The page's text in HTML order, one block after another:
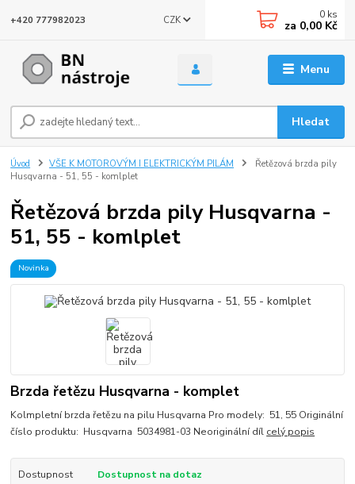
Menu
CZK
Hledat
+420 777982023 0 ks
za 0,00 Kč
Úvod VŠE K MOTOROVÝM I ELEKTRICKÝM PILÁM
Řetězová brzda pily
Husqvarna - 51, 55 - komlplet
Řetězová brzda pily Husqvarna -
51, 55 - komlplet
Novinka
Brzda řetězu Husqvarna - komplet
Kolmpletní brzda řetězu na pilu Husqvarna Pro modely: 51, 55 Originální
číslo produktu: Husqvarna 5034981-03 Neoriginální díl celý popis
Dostupnost Dostupnost na dotaz